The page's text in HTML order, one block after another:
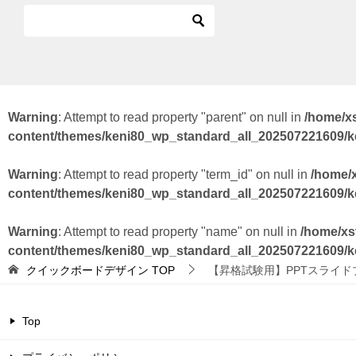
Warning: Attempt to read property "parent" on null in /home/
content/themes/keni80_wp_standard_all_202507221609/
Warning: Attempt to read property "term_id" on null in /home/
content/themes/keni80_wp_standard_all_202507221609/
Warning: Attempt to read property "name" on null in /home/
content/themes/keni80_wp_standard_all_202507221609/
クイックボードデザイン TOP 【昇格試験用】PPTスライ
Top